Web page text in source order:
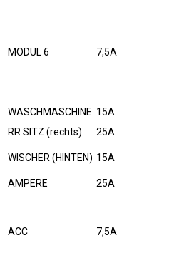
MODUL 6 7,5A
WASCHMASCHINE 15A
RR SITZ (rechts)
25A
WISCHER (HINTEN) 15A
AMPERE
25A
ACC 7,5A